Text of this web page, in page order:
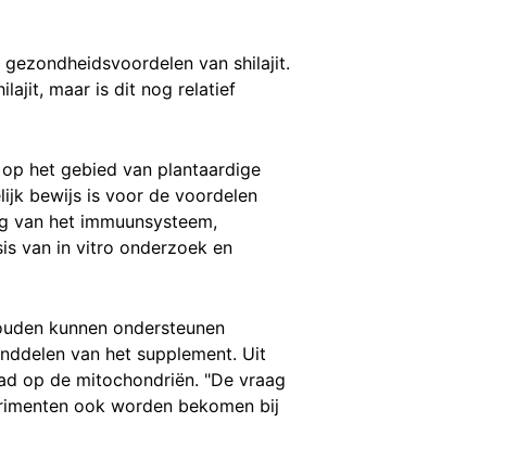
van shilajit.
maar is dit nog relatief
het gebied van plantaardige
bewijs is voor de voordelen
van het immuunsysteem,
van in vitro onderzoek en
kunnen ondersteunen
van het supplement. Uit
op de mitochondriën. "De vraag
ook worden bekomen bij